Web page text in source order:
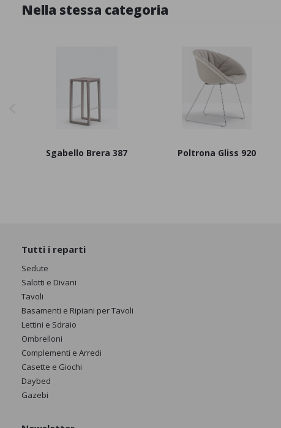
Nella stessa categoria
Sgabello Brera 387 Poltrona Gliss 920
Tutti i reparti
Sedute
Salotti e Divani
Tavoli
Basamenti e Ripiani per Tavoli
Lettini e Sdraio
Ombrelloni
Complementi e Arredi
Casette e Giochi
Daybed
Gazebi